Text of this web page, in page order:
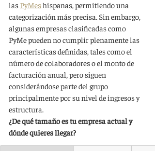
las PyMes hispanas, permitiendo una
categorización más precisa. Sin embargo,
algunas empresas clasificadas como
PyMe pueden no cumplir plenamente las
características definidas, tales como el
número de colaboradores o el monto de
facturación anual, pero siguen
considerándose parte del grupo
principalmente por su nivel de ingresos y
estructura.
¿De qué tamaño es tu empresa actual y
dónde quieres llegar?